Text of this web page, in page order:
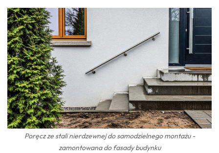
Poręcz ze stali nierdzewnej do samodzielnego montażu -
zamontowana do fasady budynku